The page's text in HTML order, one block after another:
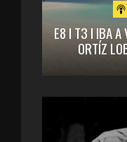
E8 I T3 I IBA A
ORTÍZ